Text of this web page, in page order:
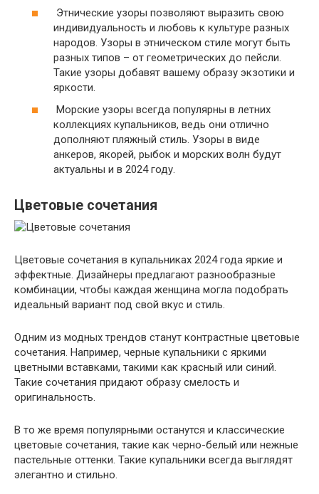
Этнические узоры позволяют выразить свою
индивидуальность и любовь к культуре разных
народов. Узоры в этническом стиле могут быть
разных типов – от геометрических до пейсли.
Такие узоры добавят вашему образу экзотики и
яркости.
Морские узоры всегда популярны в летних
коллекциях купальников, ведь они отлично
дополняют пляжный стиль. Узоры в виде
анкеров, якорей, рыбок и морских волн будут
актуальны и в 2024 году.
Цветовые сочетания
Цветовые сочетания в купальниках 2024 года яркие и
эффектные. Дизайнеры предлагают разнообразные
комбинации, чтобы каждая женщина могла подобрать
идеальный вариант под свой вкус и стиль.
Одним из модных трендов станут контрастные цветовые
сочетания. Например, черные купальники с яркими
цветными вставками, такими как красный или синий.
Такие сочетания придают образу смелость и
оригинальность.
В то же время популярными останутся и классические
цветовые сочетания, такие как черно-белый или нежные
пастельные оттенки. Такие купальники всегда выглядят
элегантно и стильно.